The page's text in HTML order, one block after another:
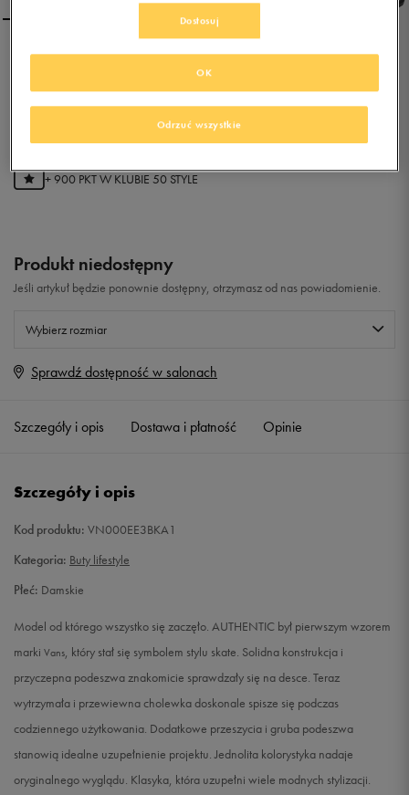
VANS AUTHENTIC
179,99złz Vat
+ 900 PKT W KLUBIE 50 STYLE
Produkt niedostępny
Jeśli artykuł będzie ponownie dostępny, otrzymasz od nas powiadomienie.
Wybierz rozmiar
Rozmiary EU
37 23,5 cm
38,5 24,5 cm Powiadom o dostępności
25 cm Powiadom o dostępności
40,5 26 cm Powiadom o dostępności
Sprawdź dostępność w salonach
Szczegóły i opis Dostawa i płatność Opinie
Szczegóły i opis
Kod produktu: VN000EE3BKA1
Kategoria: Buty lifestyle
Płeć: Damskie
Model od którego wszystko się zaczęło. AUTHENTIC był pierwszym wzorem
marki Vans, który stał się symbolem stylu skate. Solidna konstrukcja i
przyczepna podeszwa znakomicie sprawdzały się na desce. Teraz
wytrzymała i przewiewna cholewka doskonale spisze się podczas
codziennego użytkowania. Dodatkowe przeszycia i gruba podeszwa
stanowią idealne uzupełnienie projektu. Jednolita kolorystyka nadaje
oryginalnego wyglądu. Klasyka, która uzupełni wiele modnych stylizacji.
Dostosuj
Odrzuć wszystkie
OK